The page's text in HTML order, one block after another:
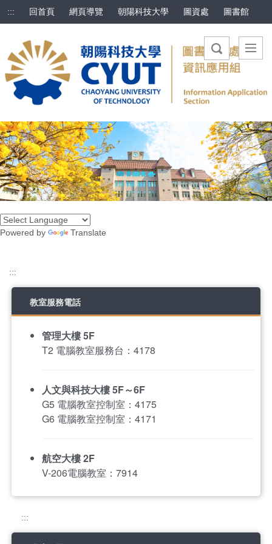
跳
內
容
區
::: 回首頁 網頁導覽 朝陽科技大學 圖資處 圖書館
Powered by Translate
:::
教室服務電話
管理大樓 5F
T2 電腦教室服務台：4178
人文與科技大樓 5F～6F
G5 電腦教室控制室：4175
G6 電腦教室控制室：4171
航空大樓 2F
V-206電腦教室：7914
:::